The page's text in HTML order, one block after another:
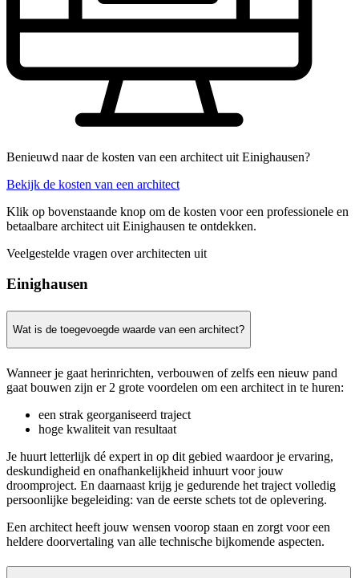
Benieuwd naar de kosten van een architect uit Einighausen?
Bekijk de kosten van een architect
Klik op bovenstaande knop om de kosten voor een professionele en
betaalbare architect uit Einighausen te ontdekken.
Veelgestelde vragen over architecten uit
Einighausen
Wat is de toegevoegde waarde van een architect?
Wanneer je gaat herinrichten, verbouwen of zelfs een nieuw pand
gaat bouwen zijn er 2 grote voordelen om een architect in te huren:
een strak georganiseerd traject
hoge kwaliteit van resultaat
Je huurt letterlijk dé expert in op dit gebied waardoor je ervaring,
deskundigheid en onafhankelijkheid inhuurt voor jouw
droomproject. En daarnaast krijg je gedurende het traject volledig
persoonlijke begeleiding: van de eerste schets tot de oplevering.
Een architect heeft jouw wensen voorop staan en zorgt voor een
heldere doorvertaling van alle technische bijkomende aspecten.